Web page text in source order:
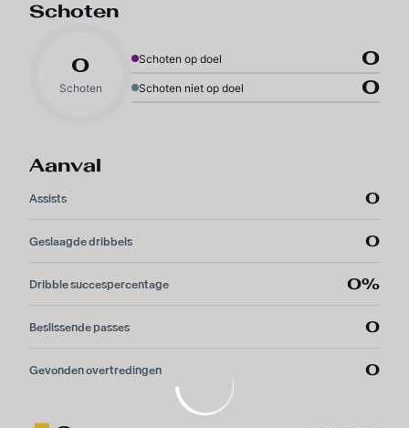
Schoten
0
Schoten
Schoten op doel 0
Schoten niet op doel 0
Aanval
Assists 0
Geslaagde dribbels 0
Dribble succespercentage 0%
Beslissende passes 0
Gevonden overtredingen 0